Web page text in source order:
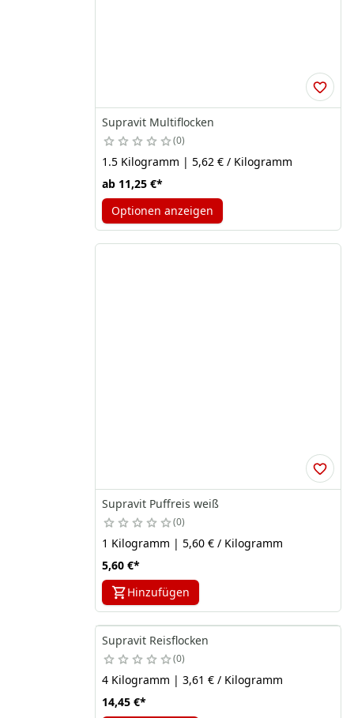
Supravit Multiflocken
0
1.5 Kilogramm | 5,62 € / Kilogramm
ab 11,25 €*
Optionen anzeigen
Supravit Puffreis weiß
0
1 Kilogramm | 5,60 € / Kilogramm
5,60 €*
Hinzufügen
Supravit Reisflocken
0
4 Kilogramm | 3,61 € / Kilogramm
14,45 €*